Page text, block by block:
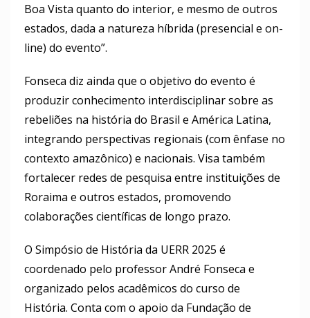
Boa Vista quanto do interior, e mesmo de outros
estados, dada a natureza híbrida (presencial e on-
line) do evento”.
Fonseca diz ainda que o objetivo do evento é
produzir conhecimento interdisciplinar sobre as
rebeliões na história do Brasil e América Latina,
integrando perspectivas regionais (com ênfase no
contexto amazônico) e nacionais. Visa também
fortalecer redes de pesquisa entre instituições de
Roraima e outros estados, promovendo
colaborações científicas de longo prazo.
O Simpósio de História da UERR 2025 é
coordenado pelo professor André Fonseca e
organizado pelos acadêmicos do curso de
História. Conta com o apoio da Fundação de